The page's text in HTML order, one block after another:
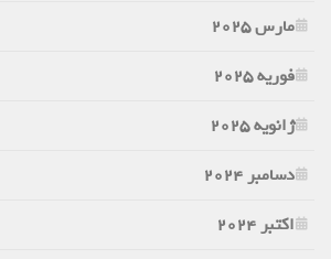
مارس 2025
فوریه 2025
ژانویه 2025
دسامبر 2024
اکتبر 2024